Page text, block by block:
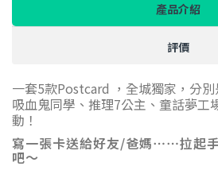
產品介紹
評價
一套5款Postcard ，全城獨家，分
吸血鬼同學、推理7公主、童話夢工
動！
寫一張卡送給好友/爸媽⋯⋯拉起
吧～